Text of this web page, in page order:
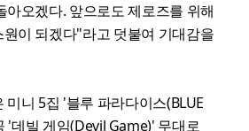
아오겠다. 앞으로도 제로즈를 위해
이 되겠다"라고 덧붙여 기대감을
니 5집 '블루 파라다이스(BLUE
'데빌 게임(Devil Game)' 무대로